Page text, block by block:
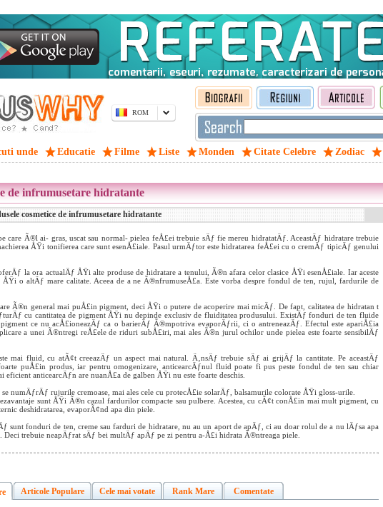
ROM
unde Educatie Filme Liste Monden Citate Celebre Zodiac
de infrumusetare hidratante
cosmetice de infrumusetare hidratante
care Ã®l ai- gras, uscat sau normal- pielea feÅ£ei trebuie sÄƒ fie mereu hidratatÄƒ. AceastÄƒ hidratare trebuie
ÅŸi tonifierea care sunt esenÅ£iale. Pasul urmÄƒtor este hidratarea feÅ£ei cu o cremÄƒ tipicÄƒ genului
la ora actualÄƒ ÅŸi alte produse de hidratare a tenului, Ã®n afara celor clasice ÅŸi esenÅ£iale. Iar aceste
ÅŸi o altÄƒ mare calitate. Aceea de a ne Ã®nfrumuseÅ£a. Este vorba despre fondul de ten, rujul, fardurile de
Ã®n general mai puÅ£in pigment, deci ÅŸi o putere de acoperire mai micÄƒ. De fapt, calitatea de hidratan t
cu cantitatea de pigment ÅŸi nu depinde exclusiv de fluiditatea produsului. ExistÄƒ fonduri de ten fluide
ce nu acÅ£ioneazÄƒ ca o barierÄƒ Ã®mpotriva evaporÄƒrii, ci o antreneazÄƒ. Efectul este apariÅ£ia
a unei Ã®ntregi reÅ£ele de riduri subÅ£iri, mai ales Ã®n jurul ochilor unde pielea este foarte sensibilÄƒ
mai fluid, cu atÃ¢t creeazÄƒ un aspect mai natural. Ä‚nsÄƒ trebuie sÄƒ ai grijÄƒ la cantitate. Pe aceastÄƒ
puÅ£in produs, iar pentru omogenizare, anticearcÄƒnul fluid poate fi pus peste fondul de ten sau chiar
eficient anticearcÄƒn are nuanÅ£a de galben ÅŸi nu este foarte deschis.
numÄƒrÄƒ rujurile cremoase, mai ales cele cu protecÅ£ie solarÄƒ, balsamurile colorate ÅŸi gloss-urile.
sunt ÅŸi Ã®n cazul fardurilor compacte sau pulbere. Acestea, cu cÃ¢t conÅ£in mai mult pigment, cu
deshidratarea, evaporÃ¢nd apa din piele.
sunt fonduri de ten, creme sau farduri de hidratare, nu au un aport de apÄƒ, ci au doar rolul de a nu lÄƒsa apa
Deci trebuie neapÄƒrat sÄƒ bei multÄƒ apÄƒ pe zi pentru a-Å£i hidrata Ã®ntreaga piele.
Articole Populare Cele mai votate Rank Mare Comentate